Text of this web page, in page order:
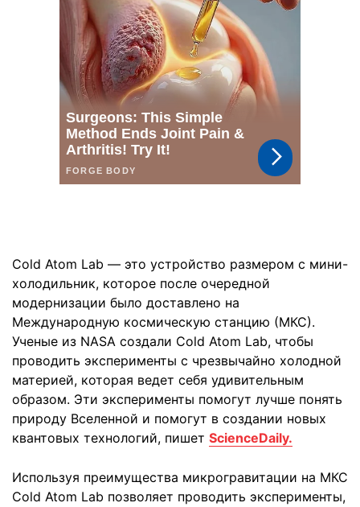
Cold Atom Lab — это устройство размером с мини-
холодильник, которое после очередной
модернизации было доставлено на
Международную космическую станцию (МКС).
Ученые из NASA создали Cold Atom Lab, чтобы
проводить эксперименты с чрезвычайно холодной
материей, которая ведет себя удивительным
образом. Эти эксперименты помогут лучше понять
природу Вселенной и помогут в создании новых
квантовых технологий, пишет ScienceDaily.
Используя преимущества микрогравитации на МКС
Cold Atom Lab позволяет проводить эксперименты,